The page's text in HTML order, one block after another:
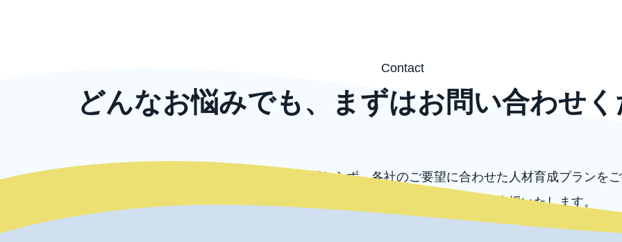
どんなお悩みでも、まずはお問い合わせく
Contact
ニッコンでは、企業規模の大小や業種に関わらず、各社のご要望に合わせた人材育成プランをご
また、教育研修以外の各種コンサルテーションもご支援いたします。
まずはお気軽にお問い合わせください。